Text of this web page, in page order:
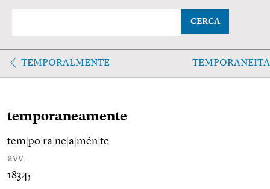
CERCA
TEMPORALMENTE TEMPORANEITA
temporaneamente
tem po ra ne a mén te
avv.
1834;